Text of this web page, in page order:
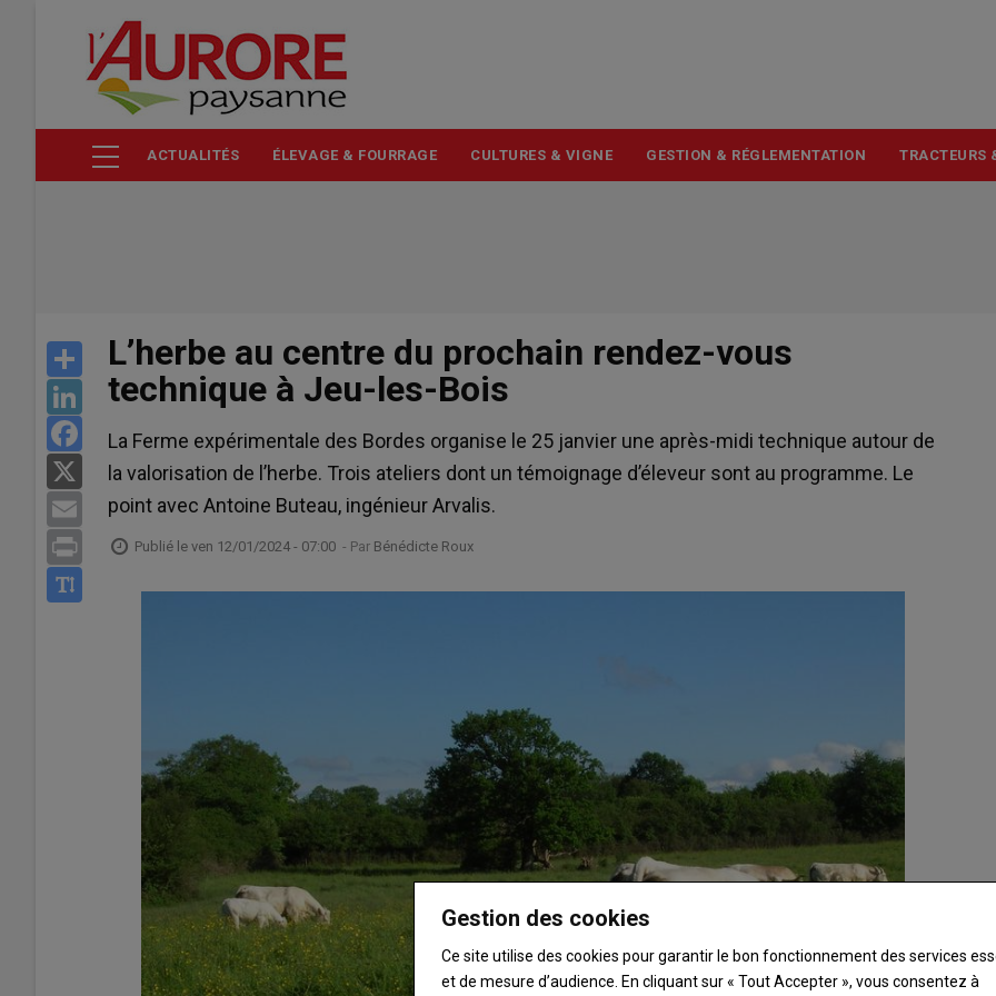
contenu
ACTUALITÉS ÉLEVAGE & FOURRAGE CULTURES & VIGNE GESTION & RÉGLEMENTATION TRACTEURS
Share
LinkedIn
Facebook
Email
Print
L’herbe au centre du prochain rendez-vous
technique à Jeu-les-Bois
La Ferme expérimentale des Bordes organise le 25 janvier une après-midi technique autour de
la valorisation de l’herbe. Trois ateliers dont un témoignage d’éleveur sont au programme. Le
point avec Antoine Buteau, ingénieur Arvalis.
Publié le ven 12/01/2024 - 07:00 - Par Bénédicte Roux
Gestion des cookies
Ce site utilise des cookies pour garantir le bon fonctionnement des services
et de mesure d’audience. En cliquant sur « Tout Accepter », vous consentez à